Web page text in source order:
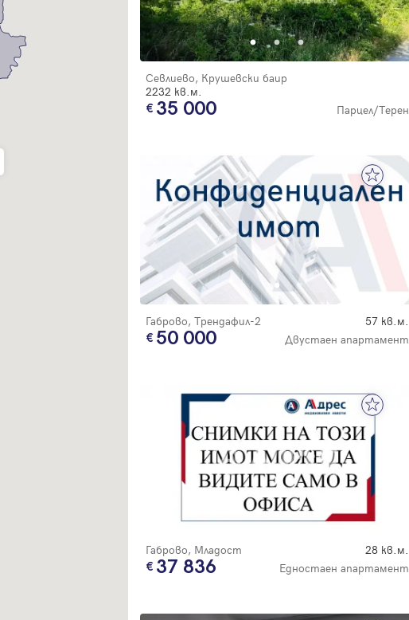
Севлиево, Крушевски баир
2232 кв.м.
35 000 Парцел/Терен
Габрово, Трендафил-2 57 кв.м.
50 000 Двустаен апартамент
Габрово, Младост 28 кв.м.
37 836 Едностаен апартамент
Благодарим ви! Проверете имейл адрес си, за да активирате
Благодарим ви! Очаквайте скоро да се свържем с вас!
Имейл Парола
Забравена парола
Регистрация